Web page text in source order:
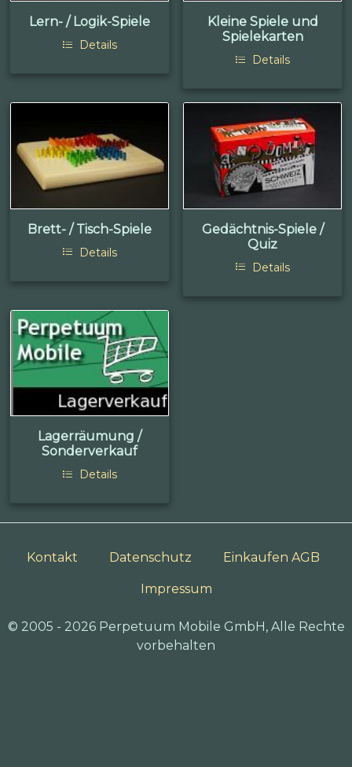
Lern- / Logik-Spiele
Details
Kleine Spiele und
Spielekarten
Details
Brett- / Tisch-Spiele
Details
Gedächtnis-Spiele /
Quiz
Details
Lagerräumung /
Sonderverkauf
Details
Kontakt Datenschutz Einkaufen AGB
Impressum
© 2005 - 2026 Perpetuum Mobile GmbH, Alle Rechte
vorbehalten